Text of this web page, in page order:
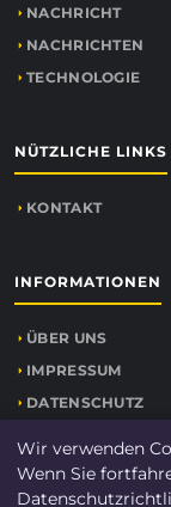
NACHRICHT
NACHRICHTEN
TECHNOLOGIE
NÜTZLICHE LINKS
KONTAKT
INFORMATIONEN
ÜBER UNS
IMPRESSUM
DATENSCHUTZ
Wir verwenden
Wenn Sie